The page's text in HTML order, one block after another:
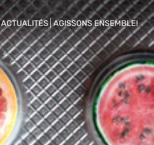
ACTUALITÉS
show/hide sub menu
AGISSONS ENSEMBLE!
show/hide sub menu